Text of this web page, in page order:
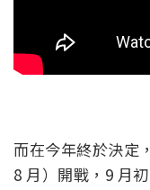
而在今年終於決定
8 月）開戰，9 月